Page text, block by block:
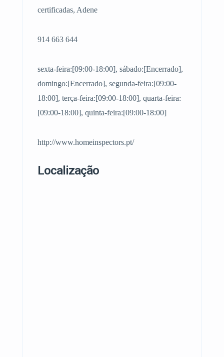
certificadas, Adene
914 663 644
sexta-feira:[09:00-18:00], sábado:[Encerrado],
domingo:[Encerrado], segunda-feira:[09:00-
18:00], terça-feira:[09:00-18:00], quarta-feira:
[09:00-18:00], quinta-feira:[09:00-18:00]
http://www.homeinspectors.pt/
Localização